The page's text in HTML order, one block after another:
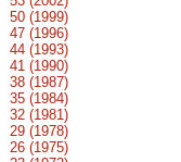
50 (1999)
47 (1996)
44 (1993)
41 (1990)
38 (1987)
35 (1984)
32 (1981)
29 (1978)
26 (1975)